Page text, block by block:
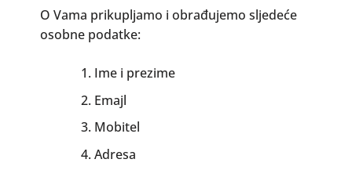
O Vama prikupljamo i obrađujemo sljedeće
osobne podatke:
Ime i prezime
Emajl
Mobitel
Adresa